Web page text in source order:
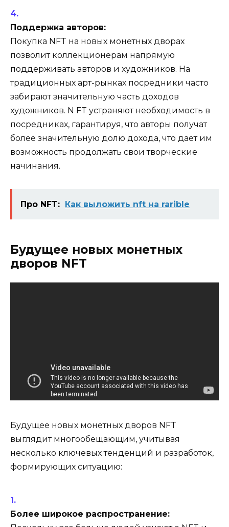
Поддержка авторов:
Покупка NFT на новых монетных дворах
позволит коллекционерам напрямую
поддерживать авторов и художников. На
традиционных арт-рынках посредники часто
забирают значительную часть доходов
художников. N FT устраняют необходимость в
посредниках, гарантируя, что авторы получат
более значительную долю дохода, что дает им
возможность продолжать свои творческие
начинания.
Про NFT: Как выложить nft на rarible
Будущее новых монетных
дворов NFT
Будущее новых монетных дворов NFT
выглядит многообещающим, учитывая
несколько ключевых тенденций и разработок,
формирующих ситуацию:
Более широкое распространение: